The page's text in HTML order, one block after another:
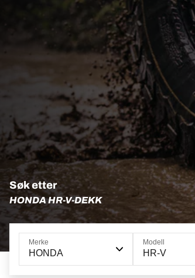
Søk etter
HONDA HR-V-DEKK
Merke
HONDA
Modell
HR-V